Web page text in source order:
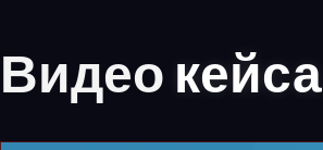
Видео кейса